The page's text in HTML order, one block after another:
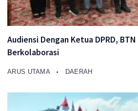
Audiensi Dengan Ketua DPRD,
Berkolaborasi
ARUS UTAMA DAERAH